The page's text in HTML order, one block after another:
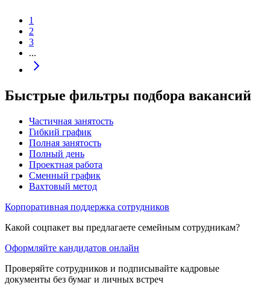
1
2
3
...
Быстрые фильтры подбора вакансий
Частичная занятость
Гибкий график
Полная занятость
Полный день
Проектная работа
Сменный график
Вахтовый метод
Корпоративная поддержка сотрудников
Какой соцпакет вы предлагаете семейным сотрудникам?
Оформляйте кандидатов онлайн
Проверяйте сотрудников и подписывайте кадровые
документы без бумаг и личных встреч